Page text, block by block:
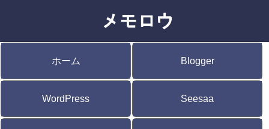
ホーム Blogger
WordPress Seesaa